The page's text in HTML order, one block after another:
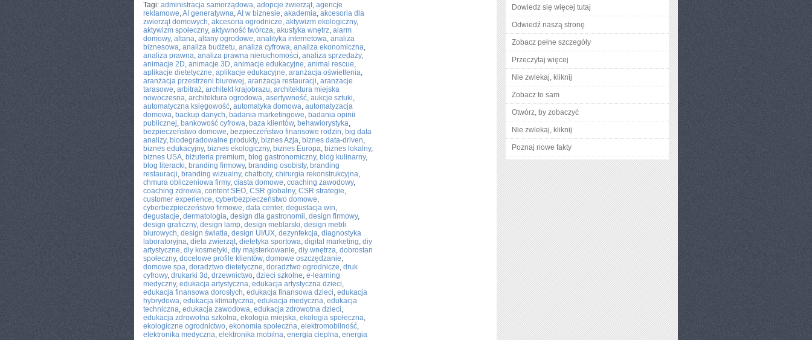
Tagi: administracja samorządowa, adopcje zwierząt, agencje
reklamowe,AI generatywna,AI w biznesie, akademia, akcesoria dla
zwierząt domowych, akcesoria ogrodnicze, aktywizm ekologiczny,
aktywizm społeczny, aktywność twórcza, akustyka wnętrz, alarm
domowy, altana, altany ogrodowe, analityka internetowa, analiza
biznesowa, analiza budżetu, analiza cyfrowa, analiza ekonomiczna,
analiza prawna, analiza prawna nieruchomości, analiza sprzedaży,
animacje 2D, animacje 3D, animacje edukacyjne, animal rescue,
aplikacje dietetyczne, aplikacje edukacyjne, aranżacja oświetlenia,
aranżacja przestrzeni biurowej, aranżacja restauracji, aranżacje
tarasowe, arbitraż, architekt krajobrazu, architektura miejska
nowoczesna, architektura ogrodowa, asertywność, aukcje sztuki,
automatyczna księgowość, automatyka domowa, automatyzacja
domowa, backup danych, badania marketingowe, badania opinii
publicznej, bankowość cyfrowa, baza klientów, behawiorystyka,
bezpieczeństwo domowe, bezpieczeństwo finansowe rodzin, big data
analizy, biodegradowalne produkty, biznes Azja, biznes data-driven,
biznes edukacyjny, biznes ekologiczny, biznes Europa, biznes lokalny,
biznes USA, biżuteria premium, blog gastronomiczny, blog kulinarny,
blog literacki, branding firmowy, branding osobisty, branding
restauracji, branding wizualny, chatboty, chirurgia rekonstrukcyjna,
chmura obliczeniowa firmy, ciasta domowe, coaching zawodowy,
coaching zdrowia, content SEO, CSR globalny, CSR strategie,
customer experience, cyberbezpieczeństwo domowe,
cyberbezpieczeństwo firmowe, data center, degustacja win,
degustacje, dermatologia, design dla gastronomii, design firmowy,
design graficzny, design lamp, design meblarski, design mebli
biurowych, design światła, design UI/UX, dezynfekcja, diagnostyka
laboratoryjna, dieta zwierząt, dietetyka sportowa, digital marketing, diy
artystyczne, diy kosmetyki, diy majsterkowanie, diy wnętrza, dobrostan
społeczny, docelowe profile klientów, domowe oszczędzanie,
domowe spa, doradztwo dietetyczne, doradztwo ogrodnicze, druk
cyfrowy, drukarki 3d , drzewnictwo, dzieci szkolne, e-learning
medyczny, edukacja artystyczna, edukacja artystyczna dzieci,
edukacja finansowa dorosłych, edukacja finansowa dzieci, edukacja
hybrydowa, edukacja klimatyczna, edukacja medyczna, edukacja
techniczna, edukacja zawodowa, edukacja zdrowotna dzieci,
edukacja zdrowotna szkolna, ekologia miejska, ekologia społeczna,
ekologiczne ogrodnictwo, ekonomia społeczna, elektromobilność,
elektronika medyczna, elektronika mobilna, energia cieplna, energia
Dowiedz się więcej tutaj
Odwiedź naszą stronę
Zobacz pełne szczegóły
Przeczytaj więcej
Nie zwlekaj, kliknij
Zobacz to sam
Otwórz, by zobaczyć
Nie zwlekaj, kliknij
Poznaj nowe fakty